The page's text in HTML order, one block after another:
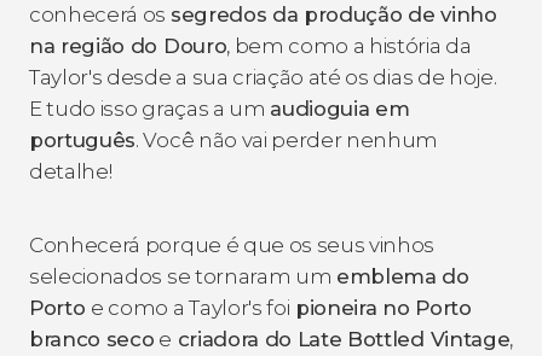
conhecerá os segredos da produção de vinho
na região do Douro, bem como a história da
Taylor's desde a sua criação até os dias de hoje.
E tudo isso graças a um audioguia em
português. Você não vai perder nenhum
detalhe!
Conhecerá porque é que os seus vinhos
selecionados se tornaram um emblema do
Porto e como a Taylor's foi pioneira no Porto
branco seco e criadora do Late Bottled Vintage,